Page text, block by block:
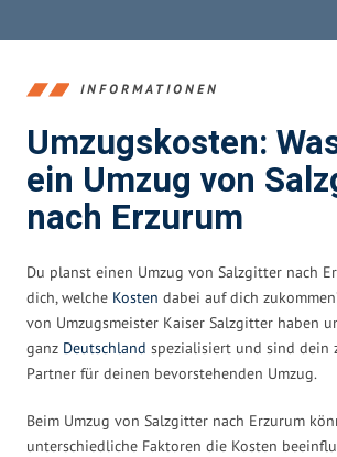
INFORMATIONEN
Umzugskosten:
ein Umzug von
nach Erzurum
Du planst einen Umzug von Salzgitter nach
dich, welche Kosten dabei auf dich
von Umzugsmeister Kaiser Salzgitter haben
ganz Deutschland spezialisiert und sind dein
Partner für deinen bevorstehenden Umzug.
Beim Umzug von Salzgitter nach Erzurum
unterschiedliche Faktoren die Kosten